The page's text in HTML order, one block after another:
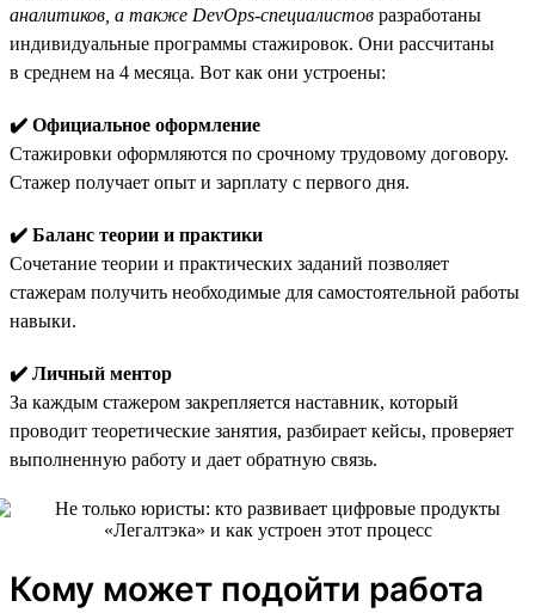
аналитиков, а также DevOps-специалистов разработаны
индивидуальные программы стажировок. Они рассчитаны
в среднем на 4 месяца. Вот как они устроены:
✔️ Официальное оформление
Стажировки оформляются по срочному трудовому договору.
Стажер получает опыт и зарплату с первого дня.
✔️ Баланс теории и практики
Сочетание теории и практических заданий позволяет
стажерам получить необходимые для самостоятельной работы
навыки.
✔️ Личный ментор
За каждым стажером закрепляется наставник, который
проводит теоретические занятия, разбирает кейсы, проверяет
выполненную работу и дает обратную связь.
Кому может подойти работа